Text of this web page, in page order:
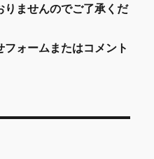
りませんのでご了承くだ
ォームまたはコメント